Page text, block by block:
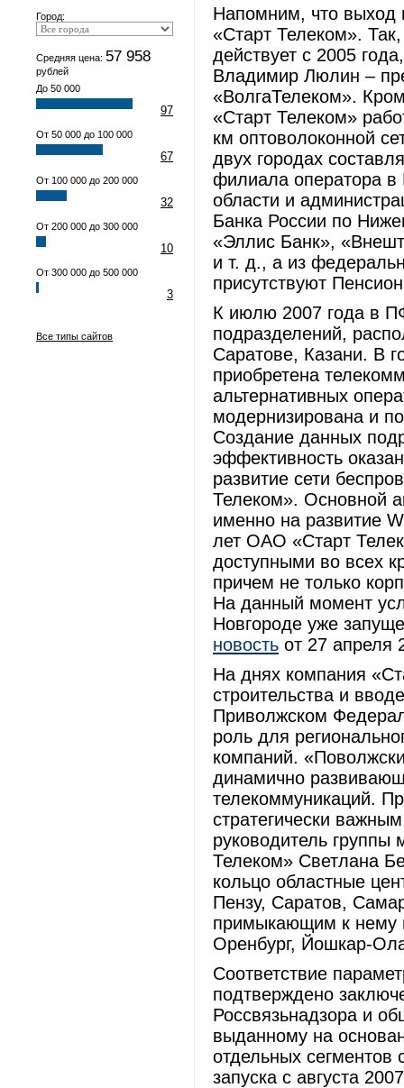
Город:
Средняя цена: 57 958
рублей
До 50 000
97
От 50 000 до 100 000
67
От 100 000 до 200 000
32
От 200 000 до 300 000
10
От 300 000 до 500 000
3
Все типы сайтов
Напомним, что выход
«Старт Телеком».
действует с 2005
Владимир Люлин –
«ВолгаТелеком».
«Старт Телеком»
км оптоволоконной
двух городах
филиала оператора в
области и
Банка России по
«Эллис Банк»,
и т. д., а из
присутствуют
К июлю 2007 года в
подразделений,
Саратове, Казани. В
приобретена
альтернативных
модернизирована и
Создание данных
эффективность
развитие сети
Телеком». Основной
именно на развитие
лет ОАО «Старт
доступными во всех
причем не только
На данный момент
Новгороде уже
новость от 27 апреля
На днях компания
строительства и
Приволжском
роль для
компаний.
динамично
телекоммуникаций.
стратегически
руководитель
Телеком» Светлана
кольцо областные
Пензу, Саратов,
примыкающим к нему
Оренбург, Йошкар-
Соответствие
подтверждено
Россвязьнадзора и
выданному на
отдельных сегментов
запуска с августа